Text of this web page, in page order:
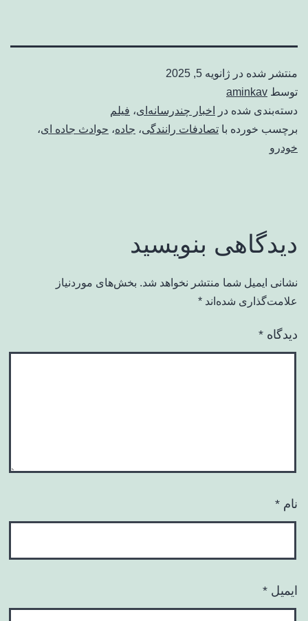
منتشر شده در ژانویه 5, 2025
توسط aminkav
دسته‌بندی شده در
اخبار چندرسانه‌ای، فیلم
برچسب خورده با تصادفات رانندگی، جاده، حوادث جاده ای،
خودرو
دیدگاهی بنویسید
نشانی ایمیل شما منتشر نخواهد شد. بخش‌های موردنیاز
علامت‌گذاری شده‌اند *
دیدگاه *
نام *
ایمیل *